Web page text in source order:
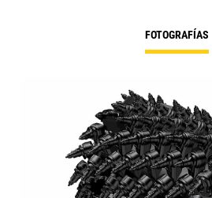
FOTOGRAFÍAS